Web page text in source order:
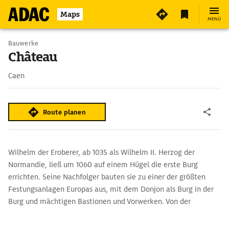
Maps MENÜ
Bauwerke
Château
Caen
Route planen
Wilhelm der Eroberer, ab 1035 als Wilhelm II. Herzog der
Normandie, ließ um 1060 auf einem Hügel die erste Burg
errichten. Seine Nachfolger bauten sie zu einer der größten
Festungsanlagen Europas aus, mit dem Donjon als Burg in der
Burg und mächtigen Bastionen und Vorwerken. Von der